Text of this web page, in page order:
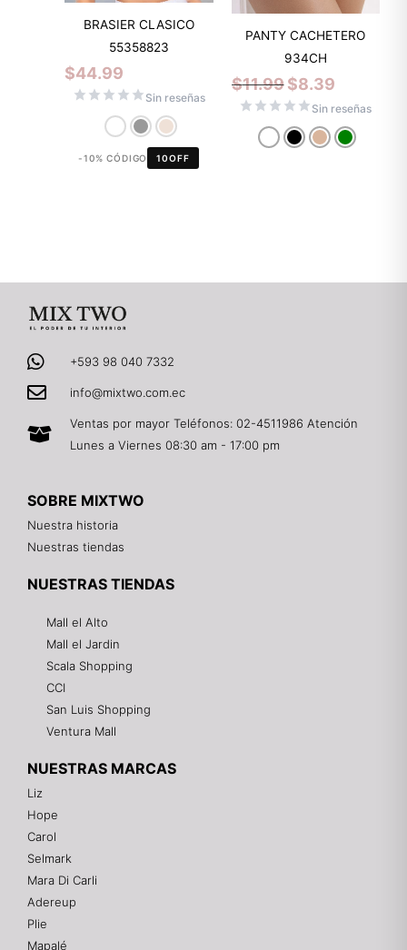
BRASIER CLASICO
55358823
$44.99
Sin reseñas
-10% CÓDIGO 10OFF
PANTY CACHETERO
934CH
$11.99 $8.39
Sin reseñas
+593 98 040 7332
info@mixtwo.com.ec
Ventas por mayor Teléfonos: 02-4511986 Atención
Lunes a Viernes 08:30 am - 17:00 pm
SOBRE MIXTWO
Nuestra historia
Nuestras tiendas
NUESTRAS TIENDAS
Mall el Alto
Mall el Jardin
Scala Shopping
CCI
San Luis Shopping
Ventura Mall
NUESTRAS MARCAS
Liz
Hope
Carol
Selmark
Mara Di Carli
Adereup
Plie
Mapalé
¡Hola! 👋
Gracias por visitarnos. Te asesoramos